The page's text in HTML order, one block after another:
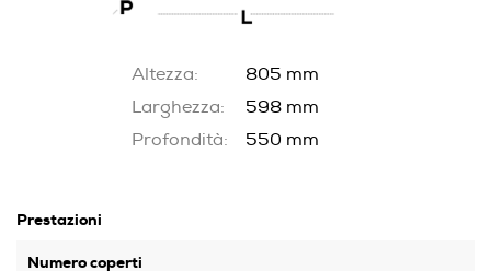
Altezza:
805 mm
Larghezza:
598 mm
Profondità:
550 mm
Prestazioni
Numero coperti